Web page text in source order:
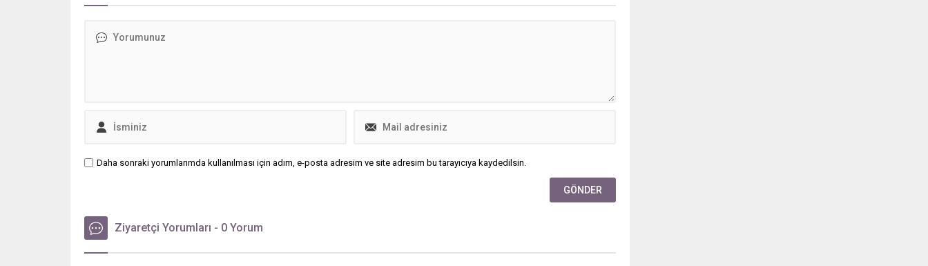
Tuğaltay'ın açıklamaları çok ses
Daha sonraki yorumlarımda kullanılması için adım, e-posta adresim ve site adresim bu tarayıcıya kaydedilsin.
Ziyaretçi Yorumları - 0 Yorum